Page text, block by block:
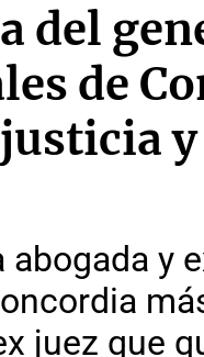
del
de
abogada y
juez que